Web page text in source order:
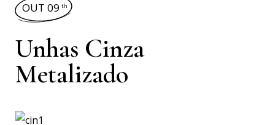
OUT 09 th
Unhas Cinza
Metalizado